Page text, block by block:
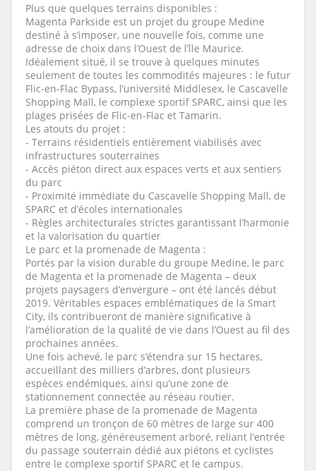
Plus que quelques terrains disponibles :
Magenta Parkside est un projet du groupe Medine
destiné à s’imposer, une nouvelle fois, comme une
adresse de choix dans l’Ouest de l’île Maurice.
Idéalement situé, il se trouve à quelques minutes
seulement de toutes les commodités majeures : le futur
Flic-en-Flac Bypass, l’université Middlesex, le Cascavelle
Shopping Mall, le complexe sportif SPARC, ainsi que les
plages prisées de Flic-en-Flac et Tamarin.
Les atouts du projet :
- Terrains résidentiels entièrement viabilisés avec
infrastructures souterraines
- Accès piéton direct aux espaces verts et aux sentiers
du parc
- Proximité immédiate du Cascavelle Shopping Mall, de
SPARC et d’écoles internationales
- Règles architecturales strictes garantissant l’harmonie
et la valorisation du quartier
Le parc et la promenade de Magenta :
Portés par la vision durable du groupe Medine, le parc
de Magenta et la promenade de Magenta – deux
projets paysagers d’envergure – ont été lancés début
2019. Véritables espaces emblématiques de la Smart
City, ils contribueront de manière significative à
l’amélioration de la qualité de vie dans l’Ouest au fil des
prochaines années.
Une fois achevé, le parc s’étendra sur 15 hectares,
accueillant des milliers d’arbres, dont plusieurs
espèces endémiques, ainsi qu’une zone de
stationnement connectée au réseau routier.
La première phase de la promenade de Magenta
comprend un tronçon de 60 mètres de large sur 400
mètres de long, généreusement arboré, reliant l’entrée
du passage souterrain dédié aux piétons et cyclistes
entre le complexe sportif SPARC et le campus.